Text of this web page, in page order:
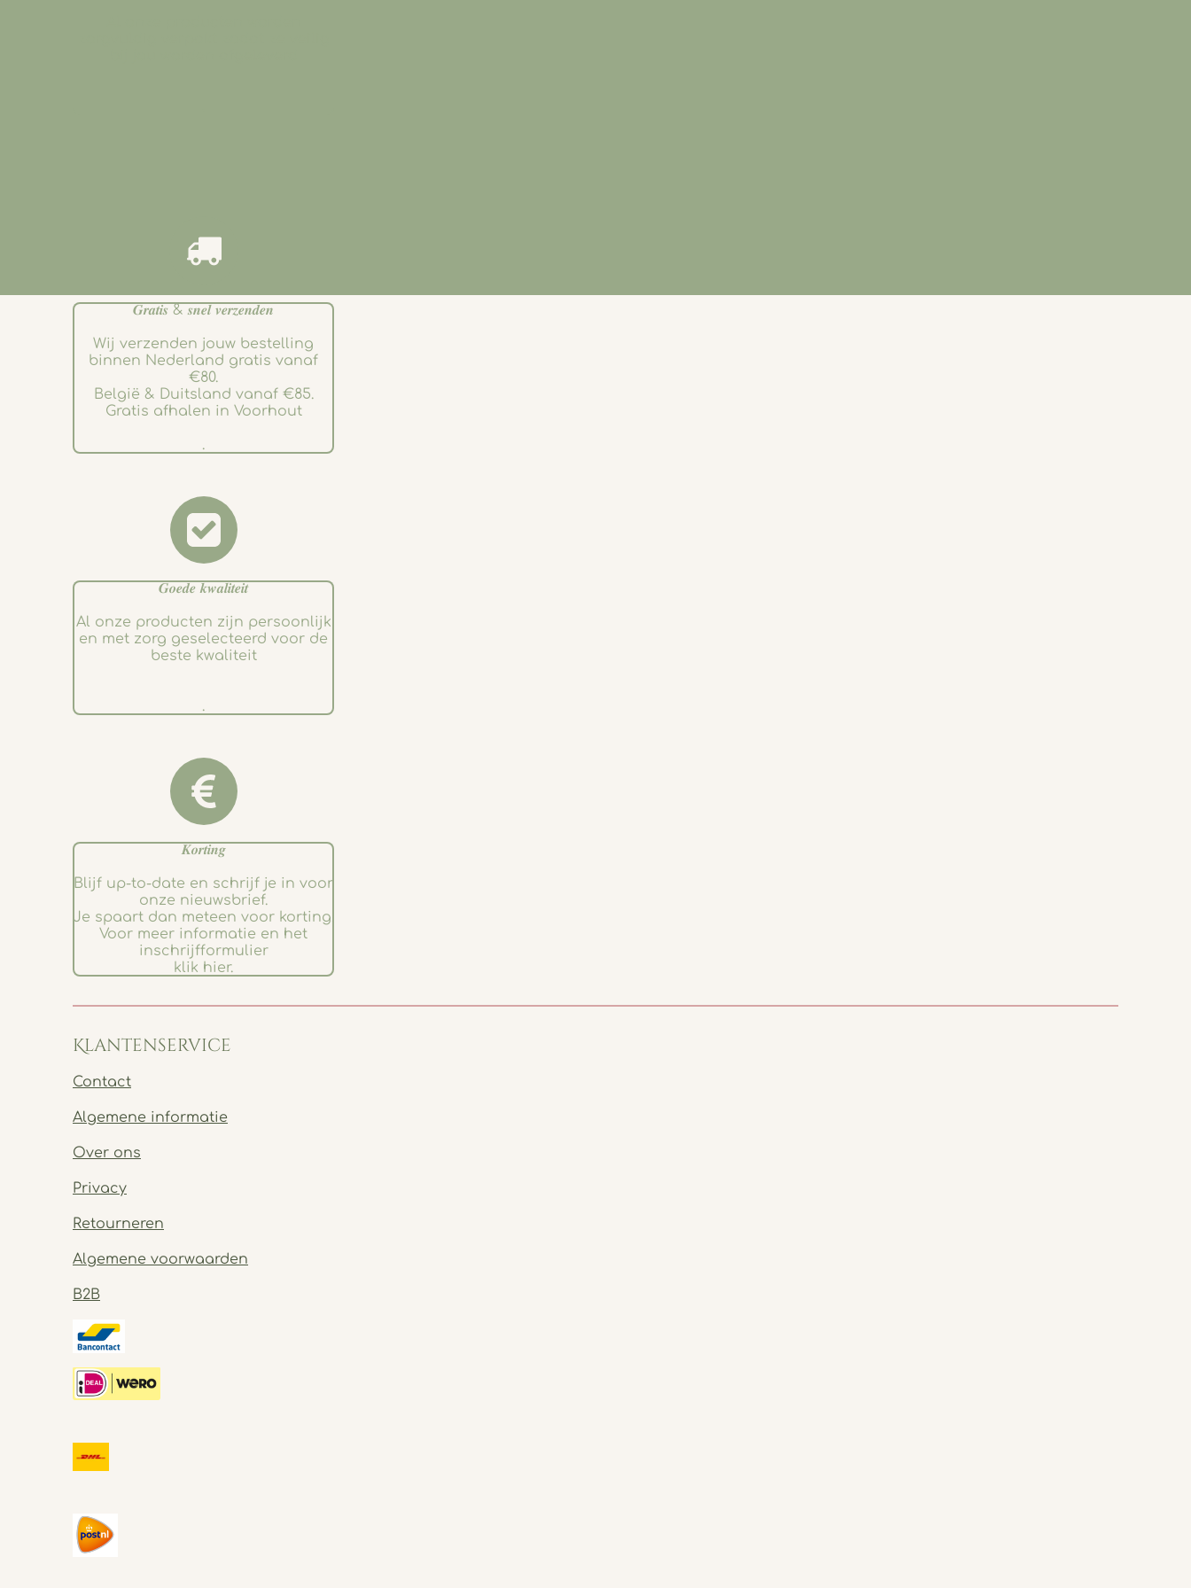
𝑮𝒓𝒂𝒕𝒊𝒔 & 𝒔𝒏𝒆𝒍 𝒗𝒆𝒓𝒛𝒆𝒏𝒅𝒆𝒏
Wij verzenden jouw bestelling
binnen Nederland gratis vanaf
€80.
België & Duitsland vanaf €85.
Gratis afhalen in Voorhout
.
𝑮𝒐𝒆𝒅𝒆 𝒌𝒘𝒂𝒍𝒊𝒕𝒆𝒊𝒕
Al onze producten zijn persoonlijk
en met zorg geselecteerd voor de
beste kwaliteit
.
𝑲𝒐𝒓𝒕𝒊𝒏𝒈
Blijf up-to-date en schrijf je in voor
onze nieuwsbrief.
Je spaart dan meteen voor korting.
Voor meer informatie en het
inschrijfformulier
klik hier.
Klantenservice
Contact
Algemene informatie
Over ons
Privacy
Retourneren
Algemene voorwaarden
B2B